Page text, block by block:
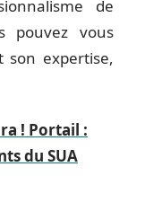
de
pouvez vous
expertise,
! Portail :
du SUA